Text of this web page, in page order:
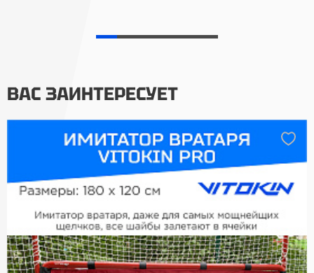
ВАС ЗАИНТЕРЕСУЕТ